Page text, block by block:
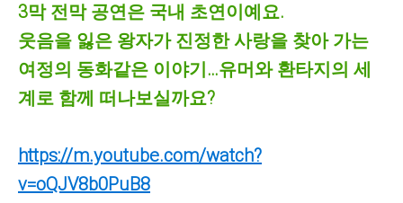
3막 전막 공연은 국내 초연이예요.
웃음을 잃은 왕자가 진정한 사랑을 찾아 가는
여정의 동화같은 이야기…유머와 환타지의 세
계로 함께 떠나보실까요?
https://m.youtube.com/watch?
v=oQJV8b0PuB8